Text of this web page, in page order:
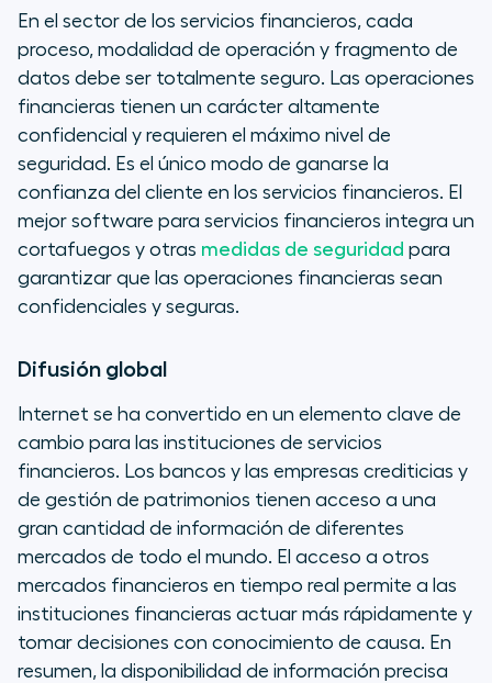
En el sector de los servicios financieros, cada
proceso, modalidad de operación y fragmento de
datos debe ser totalmente seguro. Las operaciones
financieras tienen un carácter altamente
confidencial y requieren el máximo nivel de
seguridad. Es el único modo de ganarse la
confianza del cliente en los servicios financieros. El
mejor software para servicios financieros integra un
cortafuegos y otras medidas de seguridad para
garantizar que las operaciones financieras sean
confidenciales y seguras.
Difusión global
Internet se ha convertido en un elemento clave de
cambio para las instituciones de servicios
financieros. Los bancos y las empresas crediticias y
de gestión de patrimonios tienen acceso a una
gran cantidad de información de diferentes
mercados de todo el mundo. El acceso a otros
mercados financieros en tiempo real permite a las
instituciones financieras actuar más rápidamente y
tomar decisiones con conocimiento de causa. En
resumen, la disponibilidad de información precisa